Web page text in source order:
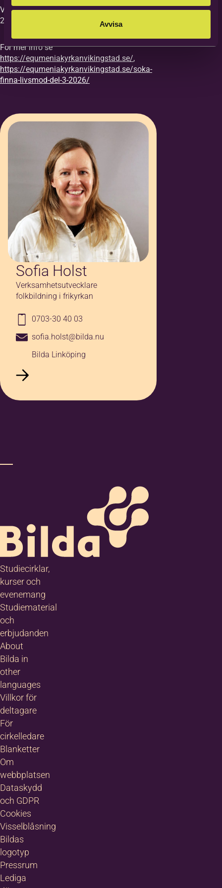
Avvisa
Vi vill ha din anmälan till kursen senast
27/8.
För mer info se
https://equmeniakyrkanvikingstad.se/,
https://equmeniakyrkanvikingstad.se/soka-
finna-livsmod-del-3-2026/
Sofia Holst
Verksamhetsutvecklare
folkbildning i frikyrkan
0703-30 40 03
sofia.holst@bilda.nu
Bilda Linköping
Studiecirklar,
kurser och
evenemang
Studiematerial
och
erbjudanden
About
Bilda in
other
languages
Villkor för
deltagare
För
cirkelledare
Blanketter
Om
webbplatsen
Dataskydd
och GDPR
Cookies
Visselblåsning
Bildas
logotyp
Pressrum
Lediga